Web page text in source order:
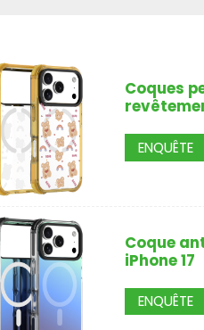
Coques
ENQUÊTE
Coque
iPhone 17
ENQUÊTE